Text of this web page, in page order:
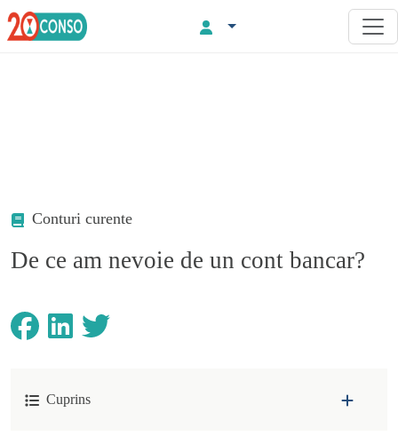
Conturi curente
De ce am nevoie de un cont bancar?
Cuprins